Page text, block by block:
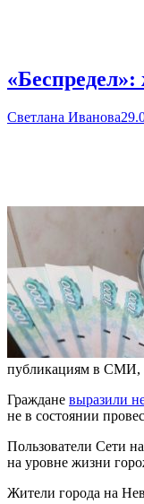
Светлана Иванова
публикациям в СМИ,
Граждане выразили
не в состоянии
Пользователи Сети
на уровне жизни
Жители города на